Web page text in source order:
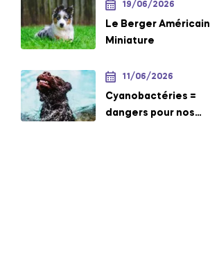
19/06/2026
Le Berger Américain
Miniature
11/06/2026
Cyanobactéries =
dangers pour nos